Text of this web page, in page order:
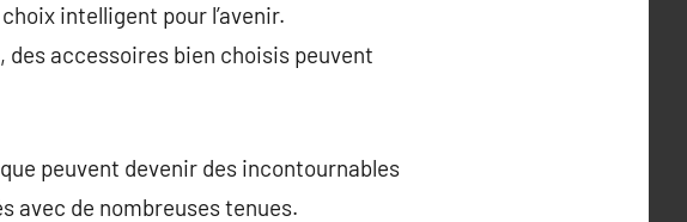
intelligent pour l’avenir.
accessoires bien choisis peuvent
peuvent devenir des incontournables
avec de nombreuses tenues.